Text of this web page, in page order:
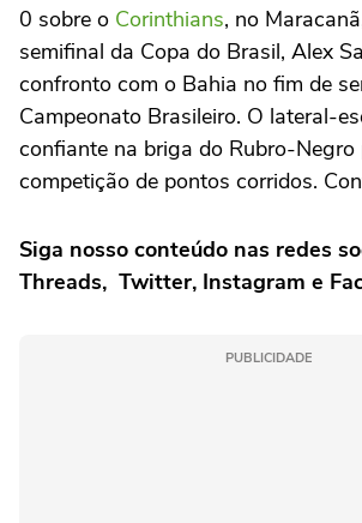
0 sobre o Corinthians, no
semifinal da Copa do Brasil, Alex
confronto com o Bahia no fim de
Campeonato Brasileiro. O lateral-
confiante na briga do Rubro-Negro
competição de pontos corridos.
Siga nosso conteúdo nas redes
Threads, Twitter, Instagram e
PUBLICIDADE